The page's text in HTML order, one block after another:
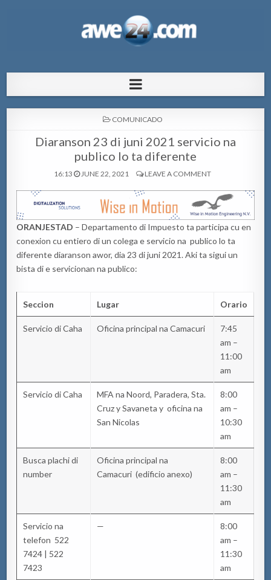
pa Aruba
POSTED
COMUNICADO
Diaranson 23 di juni 2021 servicio na
publico lo ta diferente
16:13 JUNE 22, 2021 LEAVE A COMMENT
ORANJESTAD – Departamento di Impuesto ta participa cu en
conexion cu entiero di un colega e servicio na publico lo ta
diferente diaranson awor, dia 23 di juni 2021. Aki ta sigui un
bista di e servicionan na publico:
Seccion Lugar Orario
Servicio di Caha Oficina principal na Camacuri
7:45
am –
11:00
am
Servicio di Caha
MFA na Noord, Paradera, Sta.
Cruz y Savaneta y oficina na
San Nicolas
8:00
am –
10:30
am
Busca plachi di
number
Oficina principal na
Camacuri (edificio anexo)
8:00
am –
11:30
am
Servicio na
telefon 522
7424 | 522
7423
—
8:00
am –
11:30
am